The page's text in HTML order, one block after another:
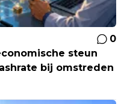
0
steun
bij omstreden